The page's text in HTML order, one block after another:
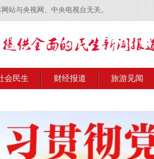
站与央视网、中央电视台无关。
会民生 财经报道 旅游见闻